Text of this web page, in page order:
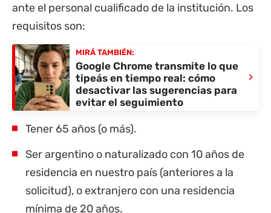
ante el personal cualificado de la institución. Los
requisitos son:
MIRÁ TAMBIÉN:
Google Chrome transmite lo que
tipeás en tiempo real: cómo
desactivar las sugerencias para
evitar el seguimiento
›
Tener 65 años (o más).
Ser argentino o naturalizado con 10 años de
residencia en nuestro país (anteriores a la
solicitud), o extranjero con una residencia
mínima de 20 años.